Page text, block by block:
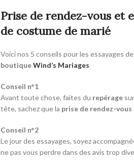
Prise de rendez-vous et
de costume de marié
Voici nos 5 conseils pour les essayages
boutiqueWind’s Mariages
Conseil n°1
Avant toute chose, faites du repérage
tête, sachez que la prise de rendez-vous
Conseil n°2
Le jour des essayages, soyez
ne pas vous perdre dans des avis trop